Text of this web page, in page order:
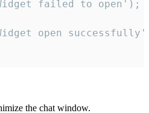
failed to open');
open
the chat window.